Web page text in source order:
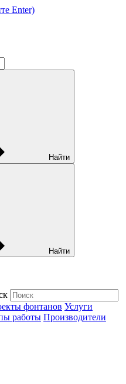
Enter)
Найти
Найти
фонтанов Услуги
работы Производители